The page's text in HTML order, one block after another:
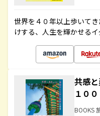
世界を４０年以上歩いて
けする、人生を輝かせる
共感
１００
BOOKS